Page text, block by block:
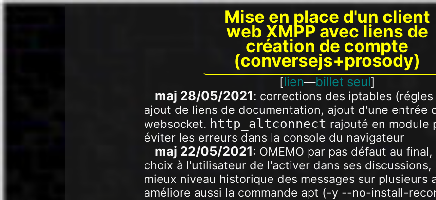
Mise en place d'un client
web XMPP avec liens de
création de compte
(conversejs+prosody)
[lien—billet seul]
maj 28/05/2021: corrections des iptables
ajout de liens de documentation, ajout d'une entrée
websocket. http_altconnect rajouté en module
éviter les erreurs dans la console du navigateur
maj 22/05/2021: OMEMO par pas défaut au
choix à l'utilisateur de l'activer dans ses
mieux niveau historique des messages sur plusieurs
améliore aussi la commande apt (-y --no-install-